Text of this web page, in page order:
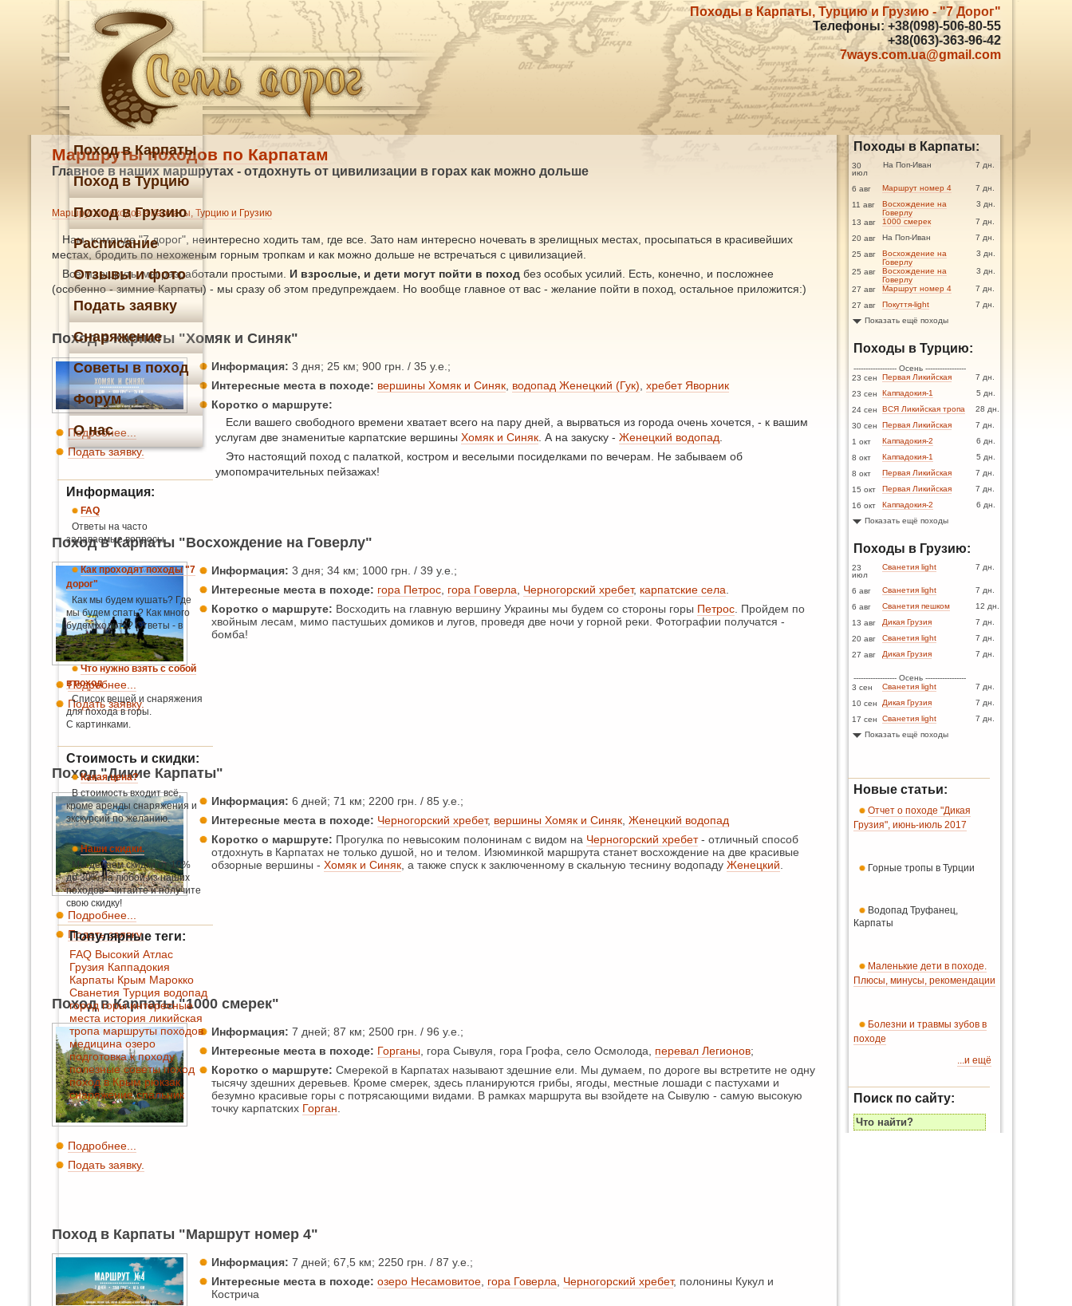
Походы в Карпаты, Турцию и Грузию - "7 Дорог"
Телефоны: +38(098)-506-80-55
+38(063)-363-96-42
7ways.com.ua@gmail.com
Маршруты походов по Карпатам
Главное в наших маршрутах - отдохнуть от цивилизации в горах как можно дольше
Маршруты походов в Карпаты, Турцию и Грузию
Нам, команде "7 дорог", неинтересно ходить там, где все. Зато нам интересно ночевать в зрелищных местах, просыпаться в красивейших
местах, бродить по нехоженым горным тропкам и как можно дольше не встречаться с цивилизацией.
Все маршруты мы разработали простыми. И взрослые, и дети могут пойти в поход без особых усилий. Есть, конечно, и посложнее
(особенно - зимние Карпаты) - мы сразу об этом предупреждаем. Но вообще главное от вас - желание пойти в поход, остальное приложится:)
Поход в Карпаты "Хомяк и Синяк"
Подробнее...
Подать заявку.
Информация: 3 дня; 25 км; 900 грн. / 35 у.е.;
Интересные места в походе: вершины Хомяк и Синяк водопад Женецкий (Гук) хребет Яворник
Коротко о маршруте:
Если вашего свободного времени хватает всего на пару дней, а вырваться из города очень хочется, - к вашим
услугам две знаменитые карпатские вершины Хомяк и Синяк . А на закуску - Женецкий водопад
Это настоящий поход с палаткой, костром и веселыми посиделками по вечерам. Не забываем об
умопомрачительных пейзажах!
Поход в Карпаты "Восхождение на Говерлу"
Подробнее...
Подать заявку.
Информация: 3 дня; 34 км; 1000 грн. / 39 у.е.;
Интересные места в походе: гора Петрос гора Говерла Черногорский хребет, карпатские села
Коротко о маршруте: Восходить на главную вершину Украины мы будем со стороны горы Петрос . Пройдем по
хвойным лесам, мимо пастушьих домиков и лугов, проведя две ночи у горной реки. Фотографии получатся -
бомба!
Поход "Дикие Карпаты"
Подробнее...
Подать заявку.
Информация: 6 дней; 71 км; 2200 грн. / 85 у.е.;
Интересные места в походе: Черногорский хребет, вершины Хомяк и Синяк Женецкий водопад
Коротко о маршруте: Прогулка по невысоким полонинам с видом на Черногорский хребет- отличный способ
отдохнуть в Карпатах не только душой, но и телом. Изюминкой маршрута станет восхождение на две красивые
обзорные вершины - Хомяк и Синяк , а также спуск к заключенному в скальную теснину водопаду Женецкий
Поход в Карпаты "1000 смерек"
Подробнее...
Подать заявку.
Информация: 7 дней; 87 км; 2500 грн. / 96 у.е.;
Интересные места в походе: Горганы , гора Сывуля, гора Грофа, село Осмолода, перевал Легионов;
Коротко о маршруте: Смерекой в Карпатах называют здешние ели. Мы думаем, по дороге вы встретите не одну
тысячу здешних деревьев. Кроме смерек, здесь планируются грибы, ягоды, местные лошади с пастухами и
безумно красивые горы с потрясающими видами. В рамках маршрута вы взойдете на Сывулю - самую высокую
точку карпатских Горган
Поход в Карпаты "Маршрут номер 4"
Информация: 7 дней; 67,5 км; 2250 грн. / 87 у.е.;
Интересные места в походе: озеро Несамовитое гора Говерла Черногорский хребет, полонины Кукул и
Кострича
Поход в Карпаты
Поход в Турцию
Поход в Грузию
Расписание
Отзывы и фото
Подать заявку
Снаряжение
Советы в поход
Форум
О нас
Информация:
FAQ
Ответы на часто
задаваемые вопросы
Как проходят походы "7
дорог"
Как мы будем кушать? Где
мы будем спать? Как много
будем ходить? Ответы - в
этой статье.
Что нужно взять с собой
в поход
Список вещей и снаряжения
для похода в горы.
С картинками.
Стоимость и скидки:
Какая цена?
В стоимость входит всё,
кроме аренды снаряжения и
экскурсий по желанию.
Наши скидки.
Мы делаем скидки от 10%
до 30% на любой из наших
походов - читайте и получите
свою скидку!
Популярные теги:
FAQ Высокий Атлас
Грузия Каппадокия
Карпаты Крым Марокко
Сванетия Турция водопад
город горы интересные
места история ликийская
тропа маршруты походов
медицина озеро
подготовка к походу
полезные советы поход
поход в Крым рюкзак
снаряжение спальник
Походы в Карпаты:
30
июл
На Поп-Иван 7 дн.
6 авг Маршрут номер 4
7 дн.
11 авг
Восхождение на
Говерлу
3 дн.
13 авг 1000 смерек
7 дн.
20 авг
На Поп-Иван
7 дн.
25 авг
Восхождение на
Говерлу
3 дн.
25 авг
Восхождение на
Говерлу
3 дн.
27 авг Маршрут номер 4
7 дн.
27 авг
Покуття-light
7 дн.
Показать ещё походы
Походы в Турцию:
------------------ Осень -----------------
23 сен
Первая Ликийская
7 дн.
23 сен
Каппадокия-1
5 дн.
24 сен
ВСЯ Ликийская тропа
28 дн.
30 сен
Первая Ликийская
7 дн.
1 окт
Каппадокия-2
6 дн.
8 окт
Каппадокия-1
5 дн.
8 окт
Первая Ликийская
7 дн.
15 окт
Первая Ликийская
7 дн.
16 окт
Каппадокия-2
6 дн.
Показать ещё походы
Походы в Грузию:
23
июл
Сванетия light 7 дн.
6 авг Сванетия light
7 дн.
6 авг
Сванетия пешком
12 дн.
13 авг
Дикая Грузия
7 дн.
20 авг
Сванетия light
7 дн.
27 авг
Дикая Грузия 7 дн.
------------------ Осень -----------------
3 сен
Сванетия light
7 дн.
10 сен
Дикая Грузия
7 дн.
17 сен
Сванетия light
7 дн.
Показать ещё походы
Новые статьи:
Отчет о походе "Дикая
Грузия", июнь-июль 2017
Горные тропы в Турции
Водопад Труфанец,
Карпаты
Маленькие дети в походе.
Плюсы, минусы, рекомендации
Болезни и травмы зубов в
походе
...и ещё
Поиск по сайту: